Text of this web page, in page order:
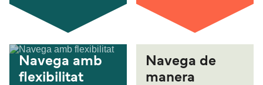
Navega amb
flexibilitat
Navega de
manera